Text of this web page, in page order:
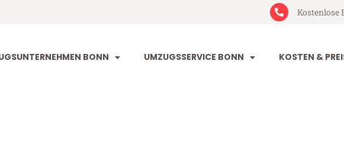
Kostenlose
BONN UMZUGSSERVICE BONN KOSTEN &